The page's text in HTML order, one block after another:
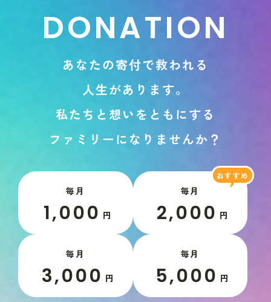
DONATION
あ な たの寄付で救われ る
人生があ り ま す。
私た ち と 想い を と も にする
フ ァ ミ リ ーに な り ま せんか ？
毎月
1,000 円
毎月
2,000 円
毎月
3,000 円
毎月
5,000 円